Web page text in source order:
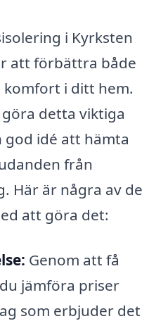
i Kyrksten
att förbättra både
i ditt hem.
detta viktiga
idé att hämta
från
Här är några av de
att göra det:
Genom att få
jämföra priser
som erbjuder det